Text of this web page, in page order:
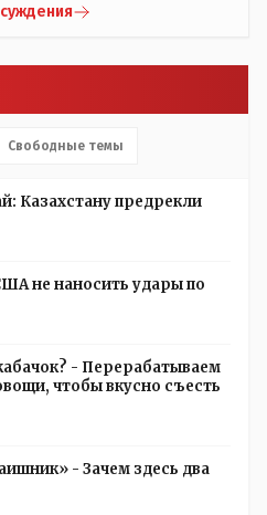
Свободные темы
Казахстану предрекли
не наносить удары по
- Перерабатываем
чтобы вкусно съесть
- Зачем здесь два